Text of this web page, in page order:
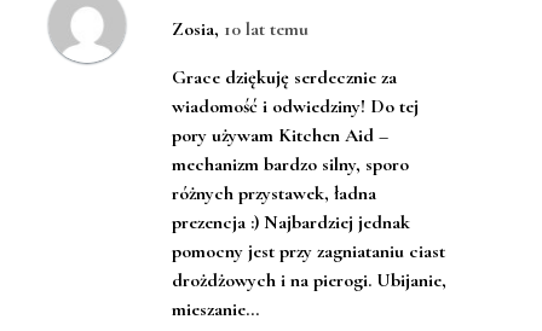
Zosia, 10 lat temu
Grace dziękuję serdecznie za
wiadomość i odwiedziny! Do tej
pory używam Kitchen Aid –
mechanizm bardzo silny, sporo
różnych przystawek, ładna
prezencja :) Najbardziej jednak
pomocny jest przy zagniataniu ciast
drożdżowych i na pierogi. Ubijanie,
mieszanie…